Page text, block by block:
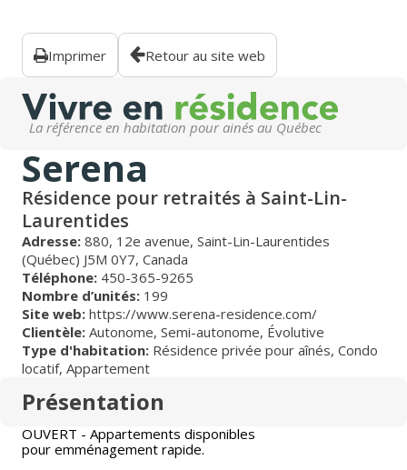
Imprimer Retour au site web
La référence en habitation pour ainés au Québec
Serena
Résidence pour retraités à Saint-Lin-
Laurentides
Adresse: 880, 12e avenue, Saint-Lin-Laurentides
(Québec) J5M 0Y7, Canada
Téléphone: 450-365-9265
Nombre d’unités: 199
Site web: https://www.serena-residence.com/
Clientèle: Autonome, Semi-autonome, Évolutive
Type d'habitation: Résidence privée pour aînés, Condo
locatif, Appartement
Présentation
OUVERT - Appartements disponibles
pour emménagement rapide.